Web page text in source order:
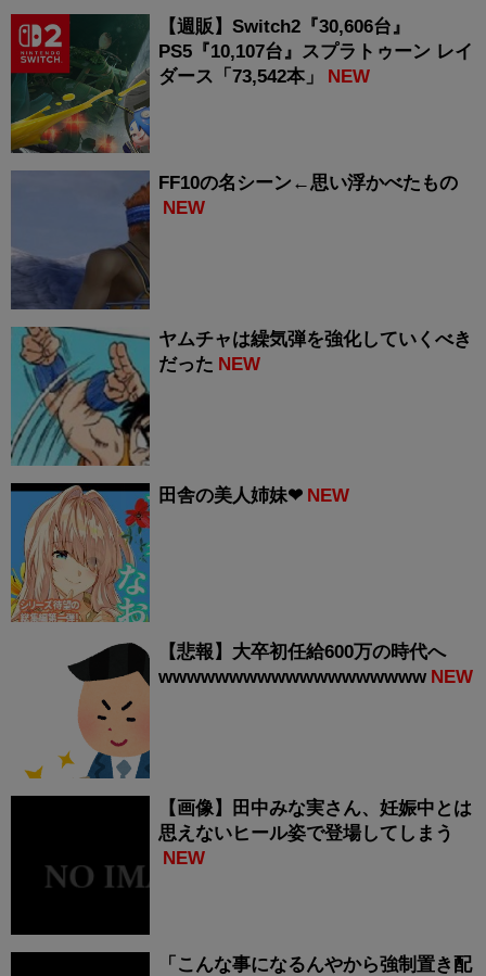
【週販】Switch2『30,606台』
PS5『10,107台』スプラトゥーン レイ
ダース「73,542本」
NEW
FF10の名シーン←思い浮かべたもの
NEW
ヤムチャは繰気弾を強化していくべき
だった NEW
田舎の美人姉妹❤ NEW
【悲報】大卒初任給600万の時代へ
wwwwwwwwwwwwwwwwwww NEW
【画像】田中みな実さん、妊娠中とは
思えないヒール姿で登場してしまう
NEW
「こんな事になるんやから強制置き配